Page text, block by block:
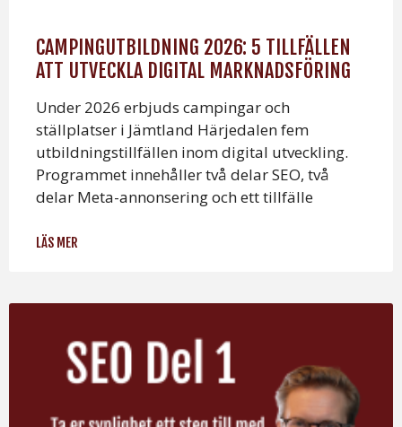
CAMPINGUTBILDNING 2026: 5 TILLFÄLLEN
ATT UTVECKLA DIGITAL MARKNADSFÖRING
Under 2026 erbjuds campingar och
ställplatser i Jämtland Härjedalen fem
utbildningstillfällen inom digital utveckling.
Programmet innehåller två delar SEO, två
delar Meta-annonsering och ett tillfälle
LÄS MER